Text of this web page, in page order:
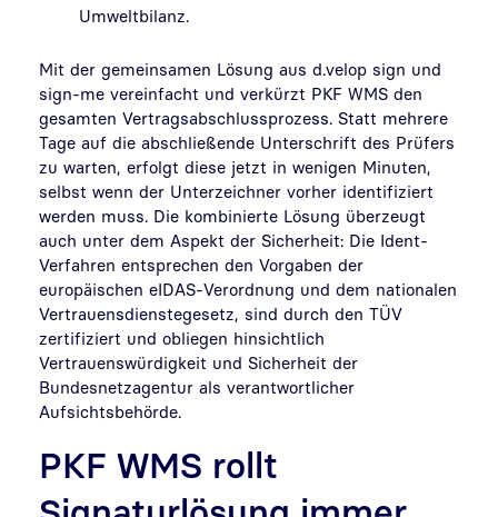
Umweltbilanz.
Mit der gemeinsamen Lösung aus d.velop sign und
sign-me vereinfacht und verkürzt PKF WMS den
gesamten Vertragsabschlussprozess. Statt mehrere
Tage auf die abschließende Unterschrift des Prüfers
zu warten, erfolgt diese jetzt in wenigen Minuten,
selbst wenn der Unterzeichner vorher identifiziert
werden muss. Die kombinierte Lösung überzeugt
auch unter dem Aspekt der Sicherheit: Die Ident-
Verfahren entsprechen den Vorgaben der
europäischen eIDAS-Verordnung und dem nationalen
Vertrauensdienstegesetz, sind durch den TÜV
zertifiziert und obliegen hinsichtlich
Vertrauenswürdigkeit und Sicherheit der
Bundesnetzagentur als verantwortlicher
Aufsichtsbehörde.
PKF WMS rollt